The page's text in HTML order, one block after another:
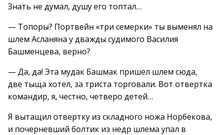
Знать не думал, душу его топтал…
— Топоры? Портвейн «три семерки» ты выменял на
шлем Асланяна у дважды судимого Василия
Башменцева, верно?
— Да, да! Эта мудак Башмак пришел шлем сюда,
две тыща хотел, за триста торговали. Вот отвертка
командир, я, честно, четверо детей…
Я вытащил отвертку из складного ножа Норбекова,
и почерневший болтик из недр шлема упал в